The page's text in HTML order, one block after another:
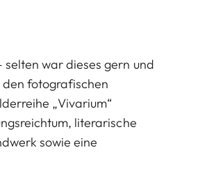
war dieses gern und
fotografischen
„Vivarium“
literarische
sowie eine